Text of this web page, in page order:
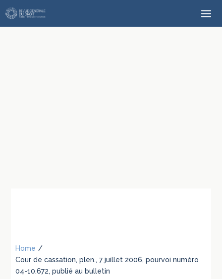
Home /
Cour de cassation, plen., 7 juillet 2006, pourvoi numéro
04-10.672, publié au bulletin